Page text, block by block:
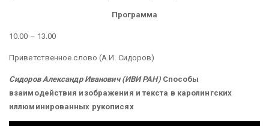
Программа
10.00 – 13.00
Приветственное слово (А.И. Сидоров)
Сидоров Александр Иванович (ИВИ РАН) Способы
взаимодействия изображения и текста в каролингских
иллюминированных рукописях